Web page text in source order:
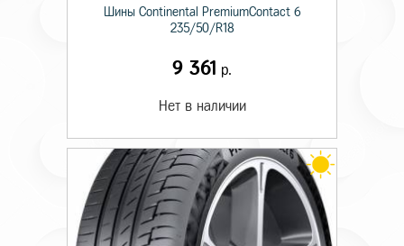
Шины Continental PremiumContact 6
235/50/R18
9 361 р.
Нет в наличии